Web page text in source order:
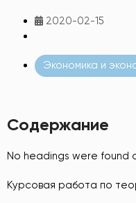
2020-02-15
Экономика и
Содержание
No headings were found
Курсовая работа по